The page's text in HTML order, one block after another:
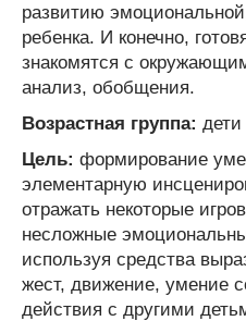
развитию
ребенка. И конечно,
знакомятся с
анализ, обобщения.
Возрастная группа: дети
Цель: формирование
элементарную
отражать некоторые
несложные
используя средства
жест, движение, умение
действия с другими